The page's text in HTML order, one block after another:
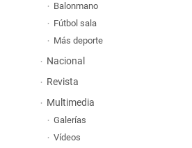
Balonmano
Fútbol sala
Más deporte
Nacional
Revista
Multimedia
Galerías
Vídeos